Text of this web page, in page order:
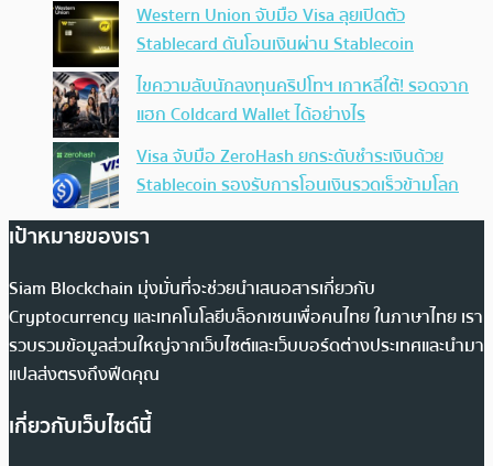
Western Union จับมือ Visa ลุยเปิดตัว
Stablecard ดันโอนเงินผ่าน Stablecoin
ไขความลับนักลงทุนคริปโทฯ เกาหลีใต้! รอดจาก
แฮก Coldcard Wallet ได้อย่างไร
Visa จับมือ ZeroHash ยกระดับชำระเงินด้วย
Stablecoin รองรับการโอนเงินรวดเร็วข้ามโลก
เป้าหมายของเรา
Siam Blockchain มุ่งมั่นที่จะช่วยนำเสนอสารเกี่ยวกับ
Cryptocurrency และเทคโนโลยีบล็อกเชนเพื่อคนไทย ในภาษาไทย เรา
รวบรวมข้อมูลส่วนใหญ่จากเว็บไซต์และเว็บบอร์ดต่างประเทศและนำมา
แปลส่งตรงถึงฟีดคุณ
เกี่ยวกับเว็บไซต์นี้